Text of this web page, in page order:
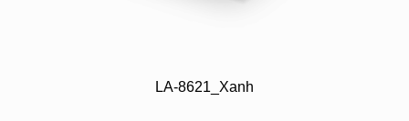
LA-8621_Xanh